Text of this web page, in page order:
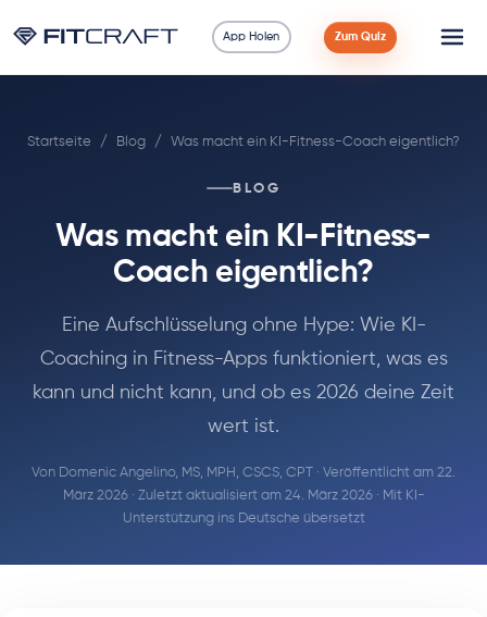
App Holen Zum Quiz
Ratgeber
Übungen
Blog
Startseite / Blog / Was macht ein KI-Fitness-Coach eigentlich?
BLOG
Was macht ein KI-Fitness-
Coach eigentlich?
Eine Aufschlüsselung ohne Hype: Wie KI-
Coaching in Fitness-Apps funktioniert, was es
kann und nicht kann, und ob es 2026 deine Zeit
wert ist.
Von Domenic Angelino, MS, MPH, CSCS, CPT · Veröffentlicht am 22.
März 2026 · Zuletzt aktualisiert am 24. März 2026 · Mit KI-
Unterstützung ins Deutsche übersetzt